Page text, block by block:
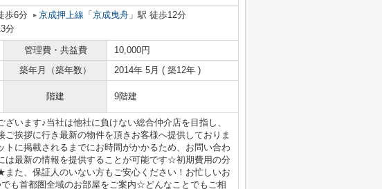
歩6分 京成押上線 「 京成曳舟 」駅 徒歩12分
分
管理費・共益費
10,000円
築年月（築年数） 2014年 5月 ( 築12年 )
階建 9階建
います♪当社は他社に負けない総合仲介店を目指し、
ご挨拶に行き最新の物件を頂きお客様へ提供しておりま
トに掲載されるまでにお時間がかかるため、お問い合わ
は最新の情報を提供することが可能です☆初期費用の分
た、保証人のいない方もご安心ください！お忙しいお
も首都圏全域のお部屋をご案内☆どんなことでもご相